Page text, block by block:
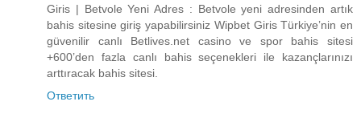
Giris | Betvole Yeni Adres : Betvole yeni adresinden artık
bahis sitesine giriş yapabilirsiniz Wipbet Giris Türkiye’nin en
güvenilir canlı Betlives.net casino ve spor bahis sitesi
+600’den fazla canlı bahis seçenekleri ile kazançlarınızı
arttıracak bahis sitesi.
Ответить